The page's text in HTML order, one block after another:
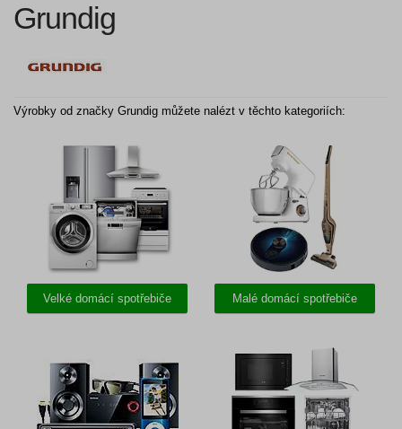
Grundig
Výrobky od značky Grundig můžete nalézt v těchto kategoriích:
Velké domácí spotřebiče Malé domácí spotřebiče